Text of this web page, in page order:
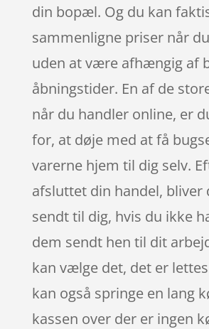
din bopæl. Og du kan
sammenligne priser når
uden at være afhængig af
åbningstider. En af de
når du handler online, er
for, at døje med at få
varerne hjem til dig selv.
afsluttet din handel, bliver
sendt til dig, hvis du ikke
dem sendt hen til dit
kan vælge det, det er
kan også springe en lang
kassen over der er ingen